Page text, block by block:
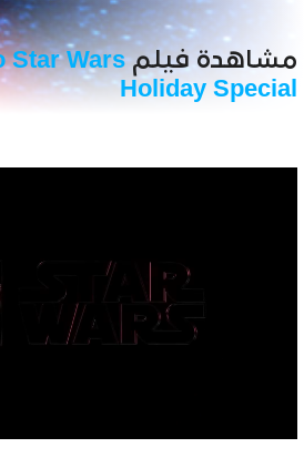
مشاهدة فيلمStar Wars
Holiday Special